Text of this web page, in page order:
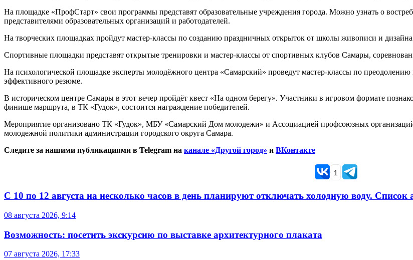
На площадке «ПрофСтарт» свои программы представят образовательные учреждения города. Можно узнать о
представителями образовательных организаций и работодателей.
На творческих площадках пройдут мастер-классы по созданию праздничных открыток от школы живописи и
Спортивные площадки представят открытые тренировки и мастер-классы от спортивных клубов Самары,
На психологической площадке эксперты молодёжного центра «Самарский» проведут мастер-классы по
эффективного резюме.
В историческом центре Самары в этот вечер пройдёт квест «На одном берегу». Участники в игровом формате
финише маршрута, в ТК «Гудок», состоится награждение победителей.
Мероприятие организовано ТК «Гудок», МБУ «Самарский Дом молодежи» и Ассоциацией профсоюзных
молодежной политики администрации городского округа Самара.
Следите за нашими публикациями в Telegram на канале «Другой город» и ВКонтакте
1
С 10 по 12 августа на несколько часов в день планируют отключать холодную воду. Список
08 августа 2026, 9:14
Возможность: посетить экскурсию по выставке архитектурного плаката
07 августа 2026, 17:33